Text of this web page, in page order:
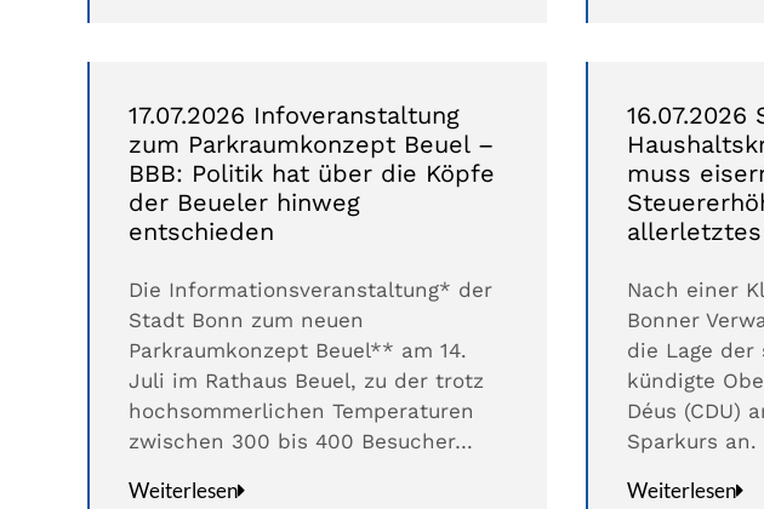
17.07.2026 Infoveranstaltung
zum Parkraumkonzept Beuel –
BBB: Politik hat über die Köpfe
der Beueler hinweg
entschieden
Die Informationsveranstaltung* der
Stadt Bonn zum neuen
Parkraumkonzept Beuel** am 14.
Juli im Rathaus Beuel, zu der trotz
hochsommerlichen Temperaturen
zwischen 300 bis 400 Besucher…
Weiterlesen
16.07.2026
muss
Nach einer
Bonner
die Lage der
kündigte
Déus (CDU)
Sparkurs
Weiterlesen